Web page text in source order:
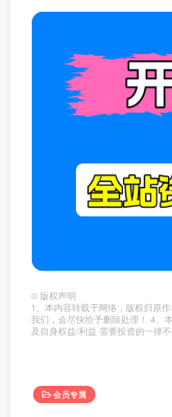
© 版权声明
1、本内容转载于网络，版权归原
我们，会尽快给予删除处理！ 4、
及自身权益/利益 需要投资的一律
会员专属